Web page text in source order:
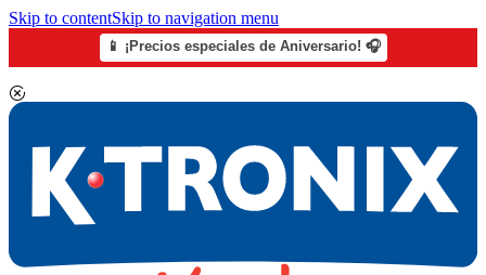
Skip to contentSkip to navigation menu
📱 ¡Precios especiales de Aniversario! 🎧